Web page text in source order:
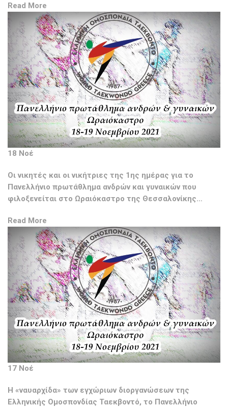
Read More
18 Νοέ
Οι νικητές και οι νικήτριες της 1ης ημέρας για το
Πανελλήνιο πρωτάθλημα ανδρών και γυναικών που
φιλοξενείται στο Ωραιόκαστρο της Θεσσαλονίκης…
Read More
17 Νοέ
Η «ναυαρχίδα» των εγχώριων διοργανώσεων της
Ελληνικής Ομοσπονδίας Ταεκβοντό, το Πανελλήνιο